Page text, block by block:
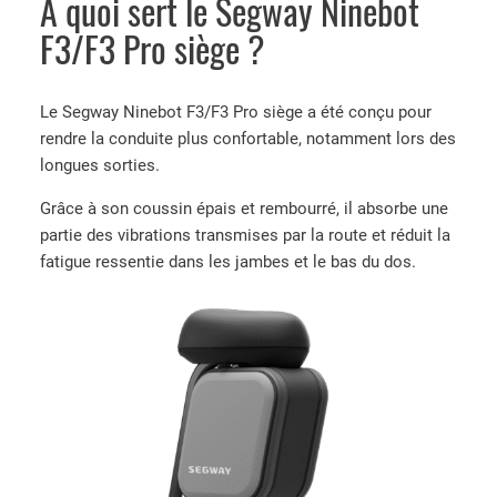
À quoi sert le Segway Ninebot
F3/F3 Pro siège ?
Le Segway Ninebot F3/F3 Pro siège a été conçu pour
rendre la conduite plus confortable, notamment lors des
longues sorties.
Grâce à son coussin épais et rembourré, il absorbe une
partie des vibrations transmises par la route et réduit la
fatigue ressentie dans les jambes et le bas du dos.